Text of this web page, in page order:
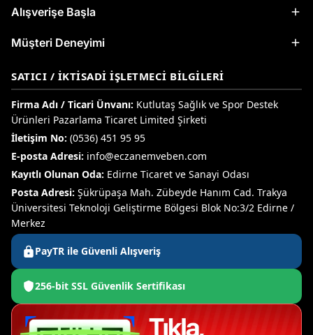
Alışverişe Başla
Müşteri Deneyimi
SATICI / İKTISADI İŞLETMECI BILGILERI
Firma Adı / Ticari Ünvanı: Kutlutaş Sağlık ve Spor Destek
Ürünleri Pazarlama Ticaret Limited Şirketi
İletişim No: (0536) 451 95 95
E-posta Adresi: info@eczanemveben.com
Kayıtlı Olunan Oda: Edirne Ticaret ve Sanayi Odası
Posta Adresi: Şükrüpaşa Mah. Zübeyde Hanım Cad. Trakya
Üniversitesi Teknoloji Geliştirme Bölgesi Blok No:3/2 Edirne /
Merkez
PayTR ile Güvenli Alışveriş
256-bit SSL Güvenlik Sertifikası